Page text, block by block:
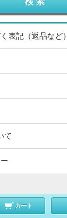
表記（返品など）
て
カート